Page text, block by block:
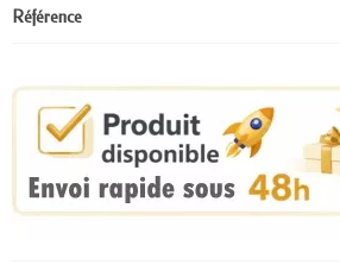
Référence